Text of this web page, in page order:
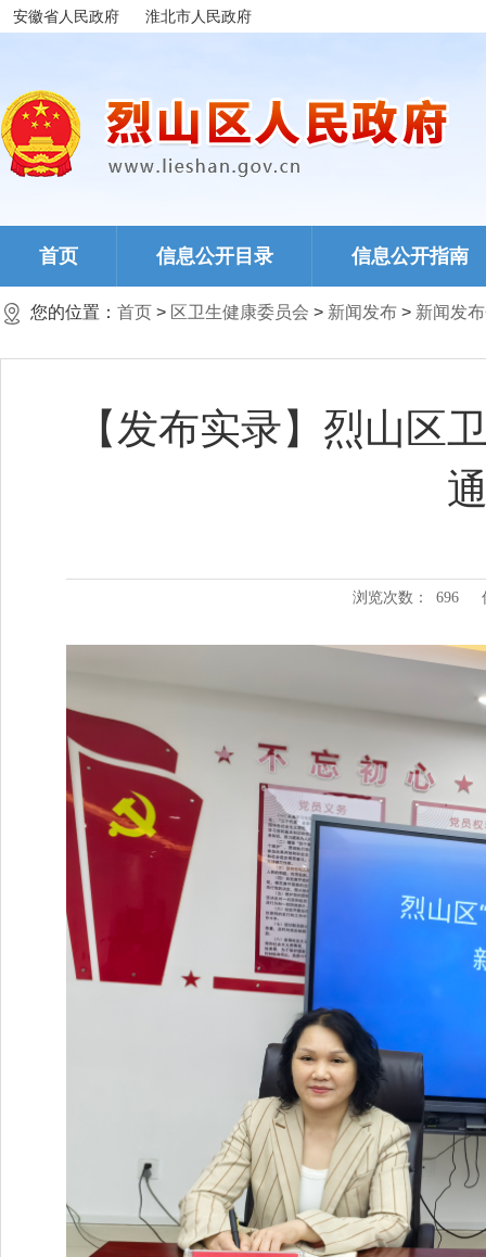
安徽省人民政府 淮北市人民政府
首页 信息公开目录 信息公开指南
您的位置： 首页 > 区卫生健康委员会 > 新闻发布 > 新闻发
【发布实录】烈山区
浏览次数： 696